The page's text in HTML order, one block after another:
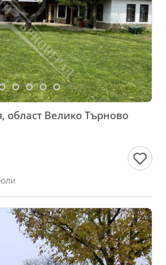
Велико Търново